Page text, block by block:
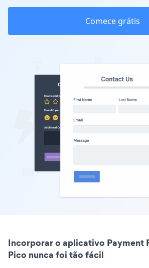
Comece grátis
Incorporar o aplicativo Payment
Pico nunca foi tão fácil